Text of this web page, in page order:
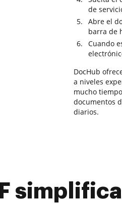
de
Abre el
barra de
Cuando
DocHub
a niveles
mucho
documentos
diarios.